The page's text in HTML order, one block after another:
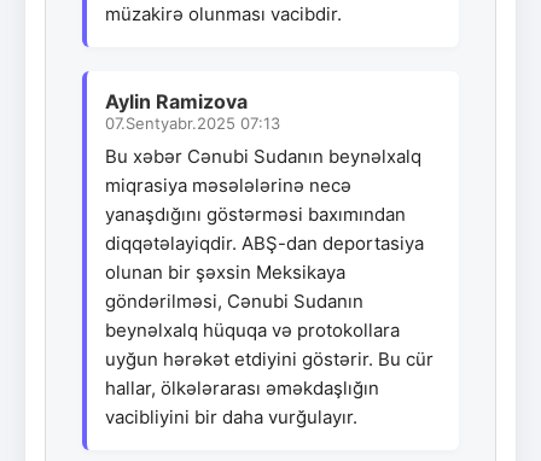
müzakirə olunması vacibdir.
Aylin Ramizova
07.Sentyabr.2025 07:13
Bu xəbər Cənubi Sudanın beynəlxalq
miqrasiya məsələlərinə necə
yanaşdığını göstərməsi baxımından
diqqətəlayiqdir. ABŞ-dan deportasiya
olunan bir şəxsin Meksikaya
göndərilməsi, Cənubi Sudanın
beynəlxalq hüquqa və protokollara
uyğun hərəkət etdiyini göstərir. Bu cür
hallar, ölkələrarası əməkdaşlığın
vacibliyini bir daha vurğulayır.